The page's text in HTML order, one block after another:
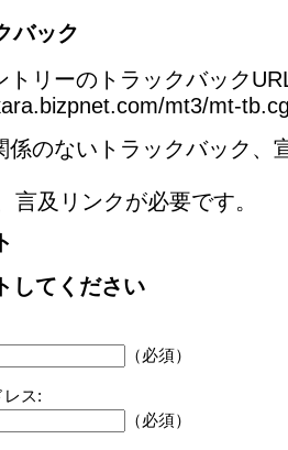
バック
トリーのトラックバック
mt3/mt-
係のないトラックバック、
言及リンクが必要です。
してください
（必須）
レス:
（必須）